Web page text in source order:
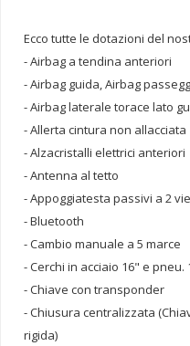
Ecco tutte le dotazioni del
- Airbag a tendina anteriori
- Airbag guida, Airbag
- Airbag laterale torace lato
- Allerta cintura non allacciata
- Alzacristalli elettrici anteriori
- Antenna al tetto
- Appoggiatesta passivi a 2 vie
- Bluetooth
- Cambio manuale a 5 marce
- Cerchi in acciaio 16" e pneu.
- Chiave con transponder
- Chiusura centralizzata
rigida)